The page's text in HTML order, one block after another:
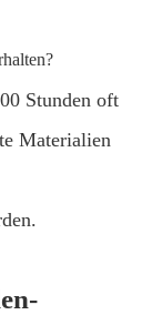
Stunden oft
Materialien